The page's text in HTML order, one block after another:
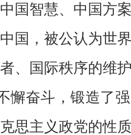
国智慧、中国方
国，被公认为世
、国际秩序的维
懈奋斗，锻造了
思主义政党的性